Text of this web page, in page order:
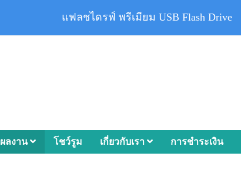
ผลงาน โชว์รูม เกี่ยวกับเรา การชำระเงิน
แฟลชไดรฟ์ พรีเมียม USB Flash Drive